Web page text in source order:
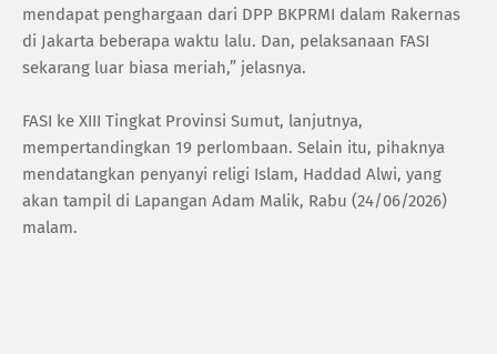
mendapat penghargaan dari DPP BKPRMI dalam Rakernas
di Jakarta beberapa waktu lalu. Dan, pelaksanaan FASI
sekarang luar biasa meriah,” jelasnya.
FASI ke XIII Tingkat Provinsi Sumut, lanjutnya,
mempertandingkan 19 perlombaan. Selain itu, pihaknya
mendatangkan penyanyi religi Islam, Haddad Alwi, yang
akan tampil di Lapangan Adam Malik, Rabu (24/06/2026)
malam.